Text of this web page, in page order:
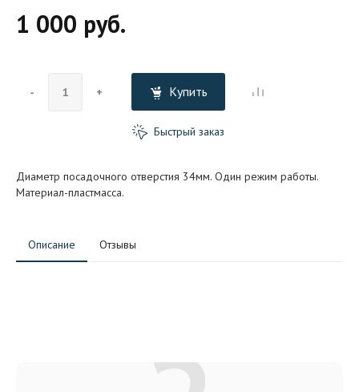
1 000 руб.
- + Купить
Быстрый заказ
Диаметр посадочного отверстия 34мм. Один режим работы.
Материал-пластмасса.
Описание Отзывы